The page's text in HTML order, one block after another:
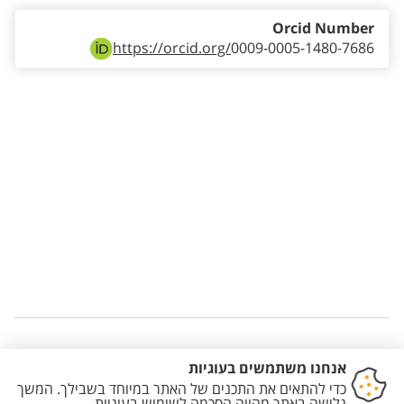
https://orcid.org/0009-0005-1480-7686
Orcid Number